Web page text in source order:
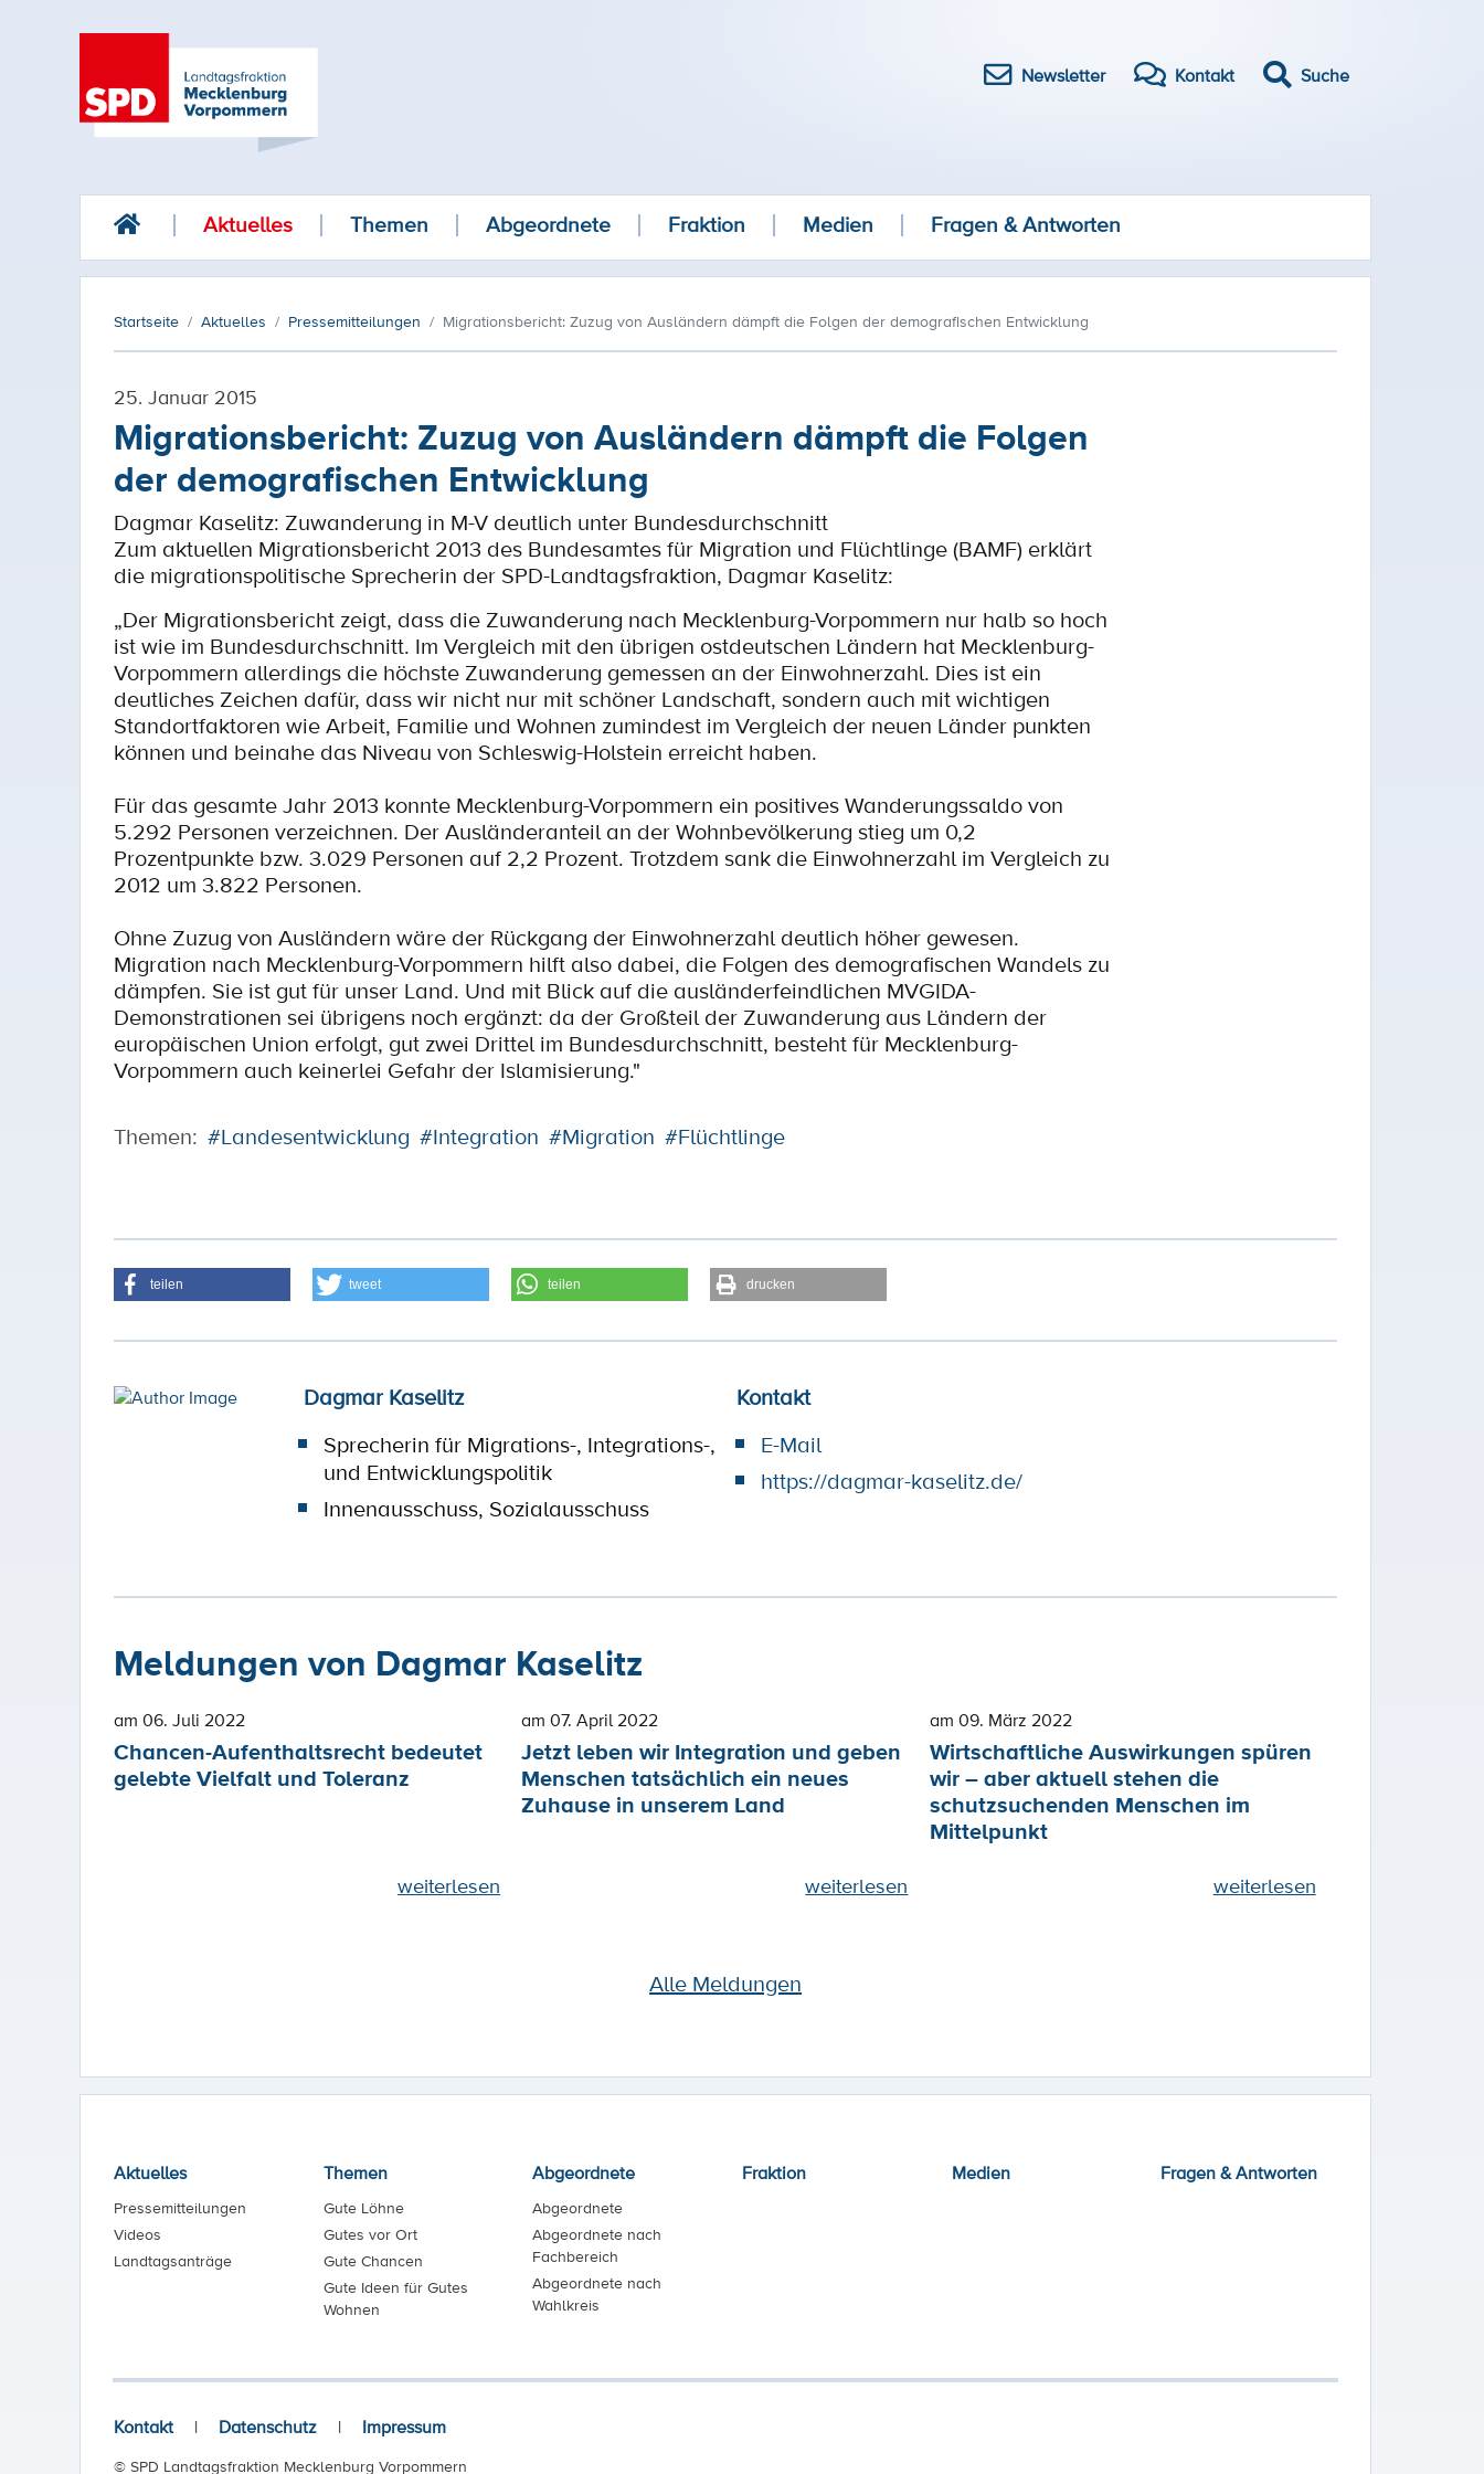
Newsletter Kontakt Suche
Aktuelles Themen Abgeordnete Fraktion Medien Fragen & Antworten
Startseite Aktuelles Pressemitteilungen Migrationsbericht: Zuzug von Ausländern dämpft die Folgen der demografischen Entwicklung
25. Januar 2015
Migrationsbericht: Zuzug von Ausländern dämpft die Folgen
der demografischen Entwicklung
Dagmar Kaselitz: Zuwanderung in M-V deutlich unter Bundesdurchschnitt
Zum aktuellen Migrationsbericht 2013 des Bundesamtes für Migration und Flüchtlinge (BAMF) erklärt
die migrationspolitische Sprecherin der SPD-Landtagsfraktion, Dagmar Kaselitz:
„Der Migrationsbericht zeigt, dass die Zuwanderung nach Mecklenburg-Vorpommern nur halb so hoch
ist wie im Bundesdurchschnitt. Im Vergleich mit den übrigen ostdeutschen Ländern hat Mecklenburg-
Vorpommern allerdings die höchste Zuwanderung gemessen an der Einwohnerzahl. Dies ist ein
deutliches Zeichen dafür, dass wir nicht nur mit schöner Landschaft, sondern auch mit wichtigen
Standortfaktoren wie Arbeit, Familie und Wohnen zumindest im Vergleich der neuen Länder punkten
können und beinahe das Niveau von Schleswig-Holstein erreicht haben.
Für das gesamte Jahr 2013 konnte Mecklenburg-Vorpommern ein positives Wanderungssaldo von
5.292 Personen verzeichnen. Der Ausländeranteil an der Wohnbevölkerung stieg um 0,2
Prozentpunkte bzw. 3.029 Personen auf 2,2 Prozent. Trotzdem sank die Einwohnerzahl im Vergleich zu
2012 um 3.822 Personen.
Ohne Zuzug von Ausländern wäre der Rückgang der Einwohnerzahl deutlich höher gewesen.
Migration nach Mecklenburg-Vorpommern hilft also dabei, die Folgen des demografischen Wandels zu
dämpfen. Sie ist gut für unser Land. Und mit Blick auf die ausländerfeindlichen MVGIDA-
Demonstrationen sei übrigens noch ergänzt: da der Großteil der Zuwanderung aus Ländern der
europäischen Union erfolgt, gut zwei Drittel im Bundesdurchschnitt, besteht für Mecklenburg-
Vorpommern auch keinerlei Gefahr der Islamisierung."
Themen: #Landesentwicklung #Integration #Migration #Flüchtlinge
teilen tweet teilen drucken
Dagmar Kaselitz
Kontakt
Sprecherin für Migrations-, Integrations-,
und Entwicklungspolitik
Innenausschuss, Sozialausschuss
E-Mail
https://dagmar-kaselitz.de/
Meldungen von Dagmar Kaselitz
am 06. Juli 2022
Chancen-Aufenthaltsrecht bedeutet
gelebte Vielfalt und Toleranz
weiterlesen
am 07. April 2022
Jetzt leben wir Integration und geben
Menschen tatsächlich ein neues
Zuhause in unserem Land
weiterlesen
am 09. März 2022
Wirtschaftliche Auswirkungen spüren
wir – aber aktuell stehen die
schutzsuchenden Menschen im
Mittelpunkt
weiterlesen
Alle Meldungen
Aktuelles
Pressemitteilungen
Videos
Landtagsanträge
Themen
Gute Löhne
Gutes vor Ort
Gute Chancen
Gute Ideen für Gutes
Wohnen
Abgeordnete
Abgeordnete
Abgeordnete nach
Fachbereich
Abgeordnete nach
Wahlkreis
Fraktion Medien Fragen & Antworten
Kontakt | Datenschutz | Impressum
© SPD Landtagsfraktion Mecklenburg Vorpommern